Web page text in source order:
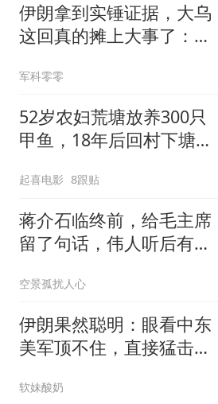
伊朗拿到实锤证据，大乌
这回真的摊上大事了：私
军科零零
52岁农妇荒塘放养300只
甲鱼，18年后回村下塘瞬
起喜电影 8跟贴
蒋介石临终前，给毛主席
留了句话，伟人听后有什
空景孤扰人心
伊朗果然聪明：眼看中东
美军顶不住，直接猛击要
软妹酸奶